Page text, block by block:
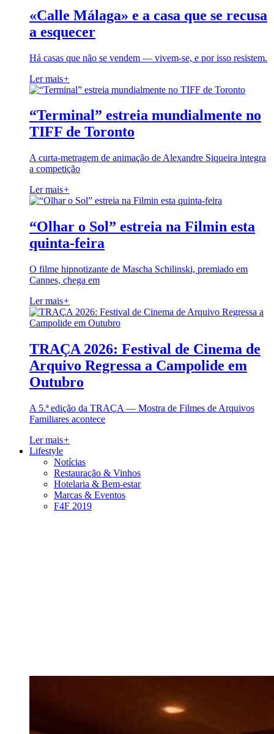
«Calle Málaga» e a casa que se recusa
a esquecer
Há casas que não se vendem — vivem-se, e por isso resistem.
Ler mais+
“Terminal” estreia mundialmente no
TIFF de Toronto
A curta-metragem de animação de Alexandre Siqueira integra
a competição
Ler mais+
“Olhar o Sol” estreia na Filmin esta
quinta-feira
O filme hipnotizante de Mascha Schilinski, premiado em
Cannes, chega em
Ler mais+
TRAÇA 2026: Festival de Cinema de
Arquivo Regressa a Campolide em
Outubro
A 5.ª edição da TRAÇA — Mostra de Filmes de Arquivos
Familiares acontece
Ler mais+
Lifestyle
Notícias
Restauração & Vinhos
Hotelaria & Bem-estar
Marcas & Eventos
F4F 2019